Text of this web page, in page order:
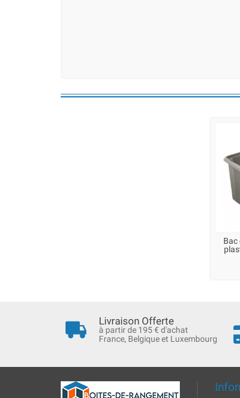
Bac
Livraison Offerte
à partir de 195 € d'achat
France, Belgique et Luxembourg